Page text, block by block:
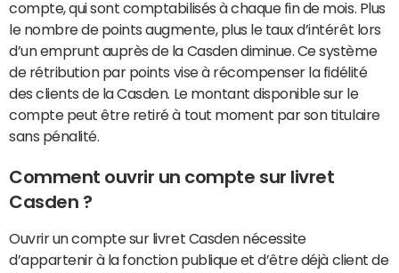
compte, qui sont comptabilisés à chaque fin de mois. Plus
le nombre de points augmente, plus le taux d’intérêt lors
d’un emprunt auprès de la Casden diminue. Ce système
de rétribution par points vise à récompenser la fidélité
des clients de la Casden. Le montant disponible sur le
compte peut être retiré à tout moment par son titulaire
sans pénalité.
Comment ouvrir un compte sur livret
Casden ?
Ouvrir un compte sur livret Casden nécessite
d’appartenir à la fonction publique et d’être déjà client de